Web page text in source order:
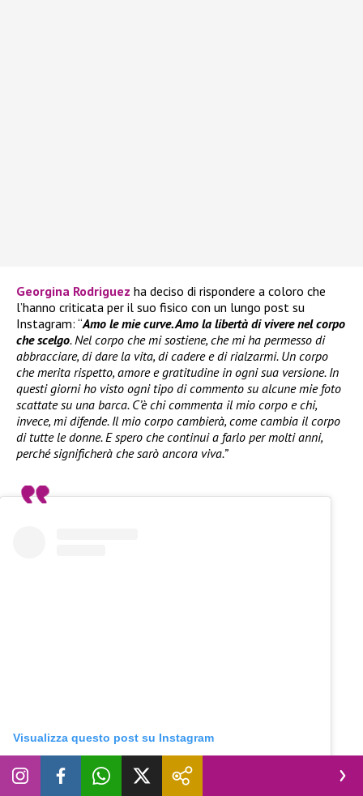
Georgina Rodriguez ha deciso di rispondere a coloro che
l’hanno criticata per il suo fisico con un lungo post su
Instagram: “Amo le mie curve. Amo la libertà di vivere nel corpo
che scelgo. Nel corpo che mi sostiene, che mi ha permesso di
abbracciare, di dare la vita, di cadere e di rialzarmi. Un corpo
che merita rispetto, amore e gratitudine in ogni sua versione. In
questi giorni ho visto ogni tipo di commento su alcune mie foto
scattate su una barca. C’è chi commenta il mio corpo e chi,
invece, mi difende. Il mio corpo cambierà, come cambia il corpo
di tutte le donne. E spero che continui a farlo per molti anni,
perché significherà che sarò ancora viva.”
Visualizza questo post su Instagram